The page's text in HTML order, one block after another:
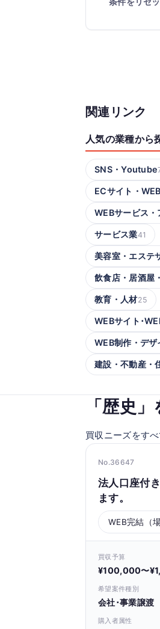
関連リンク
人気の業種から
SNS・Youtube
ECサイト・
WEBサービス・
サービス業41
美容室・エステ
飲食店・居酒屋
教育・人材25
WEBサイト･
WEB制作・デザ
建設・不動産・
「歴史
買収ニーズをす
No.36647
法人口座付
ます。
WEB完結（
買収予算
¥100,000〜
希望案件種別
会社･事業譲渡
購入者属性